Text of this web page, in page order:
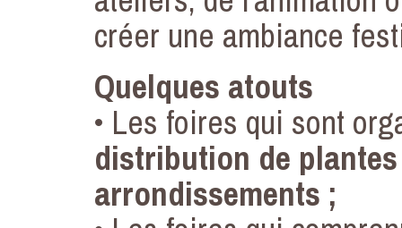
créer une ambiance
Quelques atouts
• Les foires qui sont
distribution de
arrondissements ;